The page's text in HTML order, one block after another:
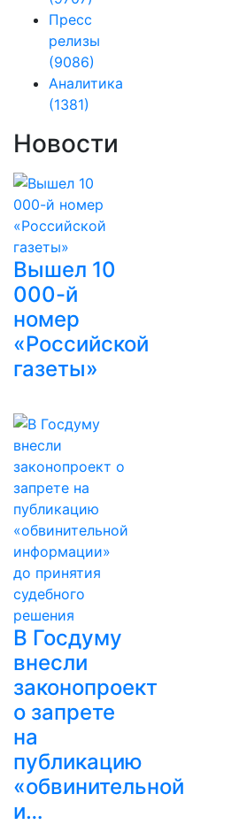
Пресс
релизы
(9086)
Аналитика
(1381)
Новости
Вышел 10
000-й
номер
«Российской
газеты»
В Госдуму
внесли
законопроект
о запрете
на
публикацию
«обвинительной
и…